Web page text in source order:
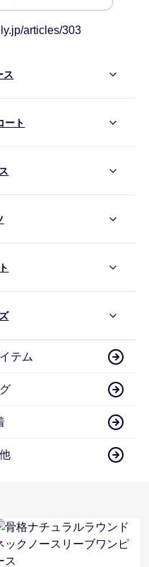
ス
ート
テム